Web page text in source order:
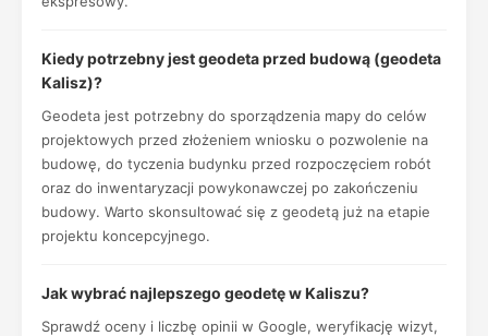
Kiedy potrzebny jest geodeta przed budową (geodeta
Kalisz)?
Geodeta jest potrzebny do sporządzenia mapy do celów
projektowych przed złożeniem wniosku o pozwolenie na
budowę, do tyczenia budynku przed rozpoczęciem robót
oraz do inwentaryzacji powykonawczej po zakończeniu
budowy. Warto skonsultować się z geodetą już na etapie
projektu koncepcyjnego.
Jak wybrać najlepszego geodetę w Kaliszu?
Sprawdź oceny i liczbę opinii w Google, weryfikację wizyt,